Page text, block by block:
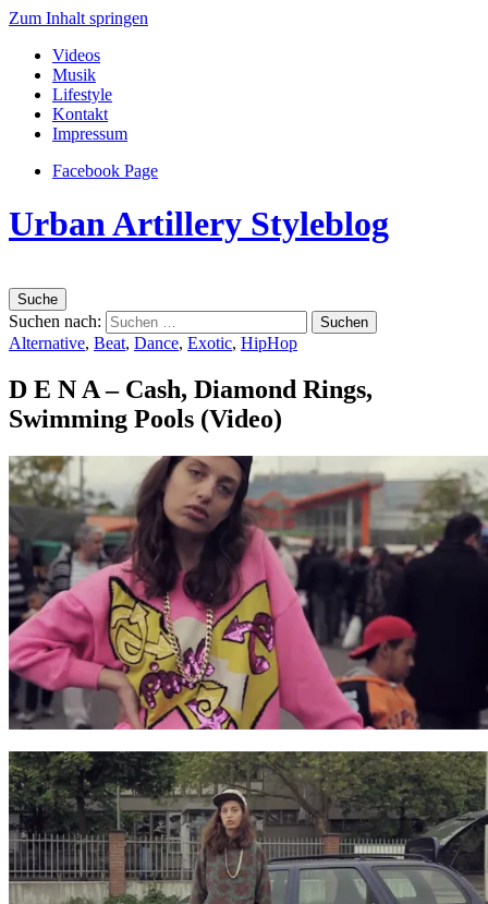
Zum Inhalt springen
Videos
Musik
Lifestyle
Kontakt
Impressum
Facebook Page
Urban Artillery Styleblog
Suche
Suchen nach:
Alternative, Beat, Dance, Exotic, HipHop
D E N A – Cash, Diamond Rings,
Swimming Pools (Video)